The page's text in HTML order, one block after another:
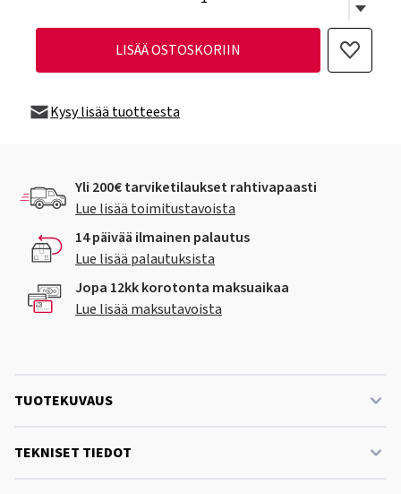
LISÄÄ OSTOSKORIIN
Kysy lisää tuotteesta
Yli 200€ tarviketilaukset rahtivapaasti
Lue lisää toimitustavoista
14 päivää ilmainen palautus
Lue lisää palautuksista
Jopa 12kk korotonta maksuaikaa
Lue lisää maksutavoista
TUOTEKUVAUS
TEKNISET TIEDOT